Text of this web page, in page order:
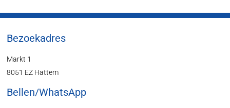
Bezoekadres
Markt 1
8051 EZ Hattem
Bellen/WhatsApp